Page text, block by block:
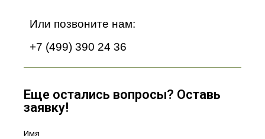
Или позвоните нам:
+7 (499) 390 24 36
Еще остались вопросы? Оставь
заявку!
Имя